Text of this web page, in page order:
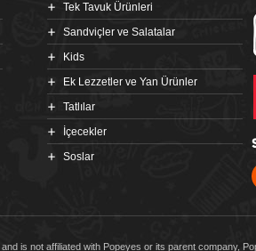
Tek Tavuk Ürünleri
Sandviçler ve Salatalar
Kids
Ek Lezzetler ve Yan Ürünler
Tatlılar
İçecekler
Soslar
is not affiliated with Popeyes or its parent company,